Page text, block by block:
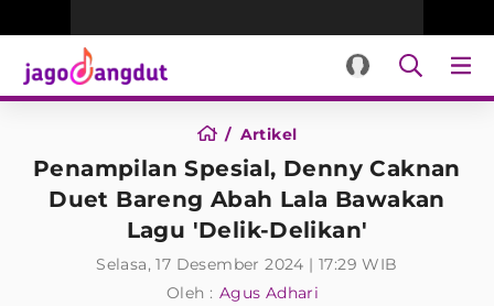
Artikel
Penampilan Spesial, Denny Caknan
Duet Bareng Abah Lala Bawakan
Lagu 'Delik-Delikan'
Selasa, 17 Desember 2024 | 17:29 WIB
Oleh : Agus Adhari